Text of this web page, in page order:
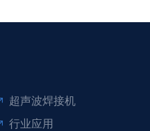
超声波焊接机
行业应用